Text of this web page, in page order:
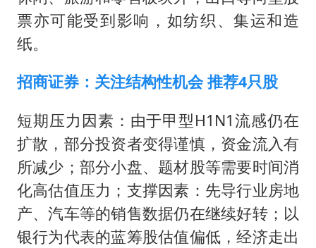
票亦可能受到影响，如纺织、集运和造
纸。
招商证券：关注结构性机会 推荐4只股
短期压力因素：由于甲型H1N1流感仍在
扩散，部分投资者变得谨慎，资金流入有
所减少；部分小盘、题材股等需要时间消
化高估值压力；支撑因素：先导行业房地
产、汽车等的销售数据仍在继续好转；以
银行为代表的蓝筹股估值偏低，经济走出